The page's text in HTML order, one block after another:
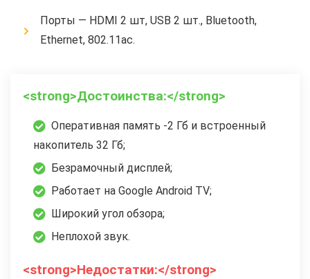
Порты — HDMI 2 шт, USB 2 шт., Bluetooth,
Ethernet, 802.11ac.
<strong>Достоинства:</strong>
Оперативная память -2 Гб и встроенный
накопитель 32 Гб;
Безрамочный дисплей;
Работает на Google Android TV;
Широкий угол обзора;
Неплохой звук.
<strong>Недостатки:</strong>